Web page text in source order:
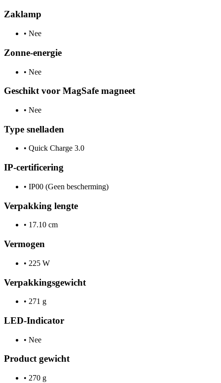
Zaklamp
• Nee
Zonne-energie
• Nee
Geschikt voor MagSafe magneet
• Nee
Type snelladen
• Quick Charge 3.0
IP-certificering
• IP00 (Geen bescherming)
Verpakking lengte
• 17.10 cm
Vermogen
• 225 W
Verpakkingsgewicht
• 271 g
LED-Indicator
• Nee
Product gewicht
• 270 g